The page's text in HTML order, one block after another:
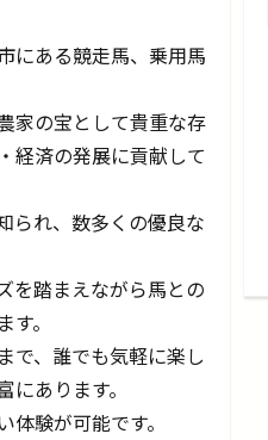
にある競走馬、乗用馬
家の宝として貴重な存
経済の発展に貢献して
られ、数多くの優良な
を踏まえながら馬との
。
で、誰でも気軽に楽し
あります。
験が可能です。